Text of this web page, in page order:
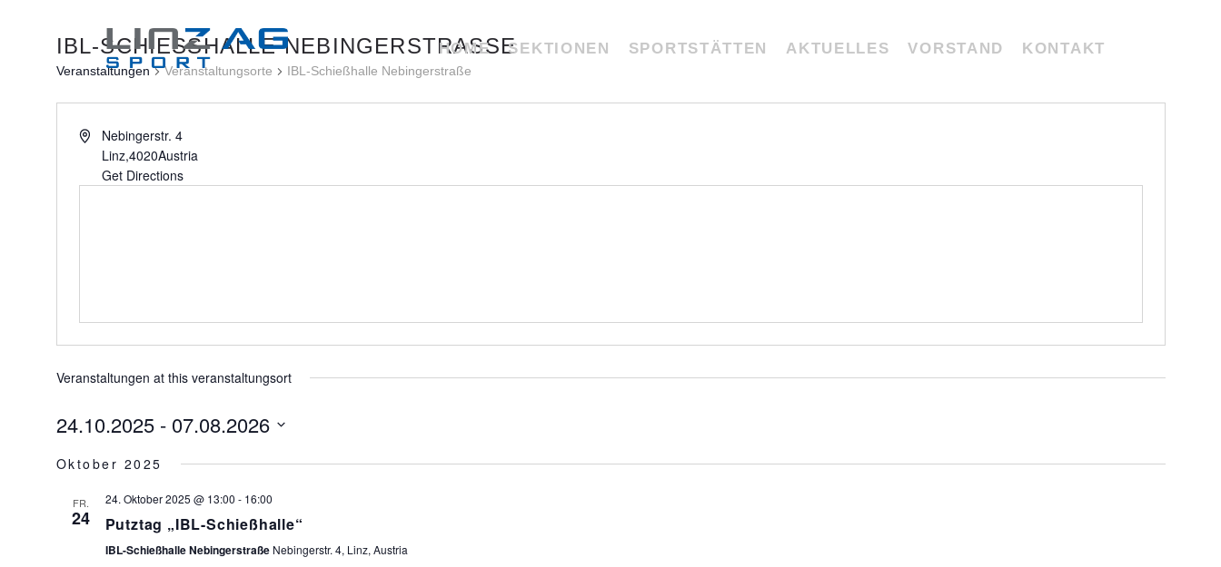
HOME SEKTIONEN SPORTSTÄTTEN AKTUELLES VORSTAND KONTAKT
IBL-SCHIESSHALLE NEBINGERSTRASSE
Veranstaltungen Veranstaltungsorte IBL-Schießhalle Nebingerstraße
Nebingerstr. 4
Linz,4020Austria
Get Directions
Veranstaltungen at this veranstaltungsort
24.10.2025 - 07.08.2026
Oktober 2025
FR.
24
24. Oktober 2025 @ 13:00 - 16:00
Putztag „IBL-Schießhalle“
IBL-Schießhalle Nebingerstraße Nebingerstr. 4, Linz, Austria